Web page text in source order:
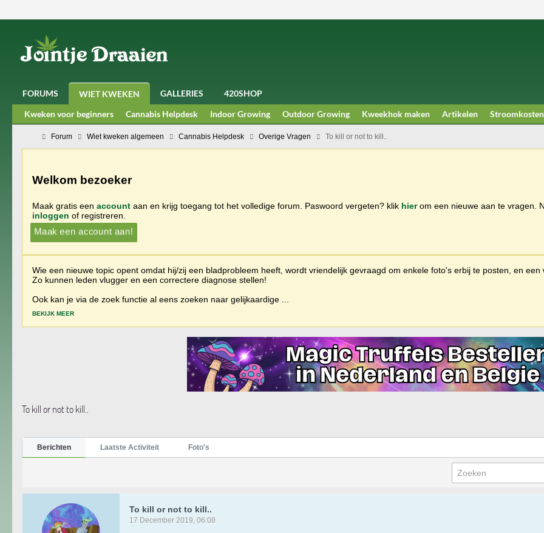
FORUMS WIET KWEKEN GALLERIES
420SHOP
Kweken voor beginners
Cannabis Helpdesk Indoor Growing Outdoor Growing Kweekhok maken Artikelen Stroomkosten
Forum Wiet kweken algemeen Cannabis Helpdesk Overige Vragen To kill or not to kill..
Welkom bezoeker
Maak gratis een account aan en krijg toegang tot het volledige forum. Paswoord vergeten? klik hierom een nieuwe aan te vragen.
inloggen of registreren.
Maak een account aan!
Wie een nieuwe topic opent omdat hij/zij een bladprobleem heeft, wordt vriendelijk gevraagd om enkele foto's erbij te posten, en
Zo kunnen leden vlugger en een correctere diagnose stellen!
Ook kan je via de zoek functie al eens zoeken naar gelijkaardige
BEKIJK MEER
To kill or not to kill..
Berichten Laatste Activiteit Foto's
To kill or not to kill..
17 December 2019, 06:08